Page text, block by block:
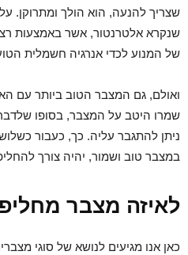
שצריך להנעה, הוא הולך ומתרוקן.
שנקרא אלטרנטור, אשר באמצעות
של המנוע לכדי אנרגיה חשמלית
ואולם, גם המצבר הטוב ביותר עם
שמרו היטב על המצבר, בסופו
ניתן להתגבר עליה. כך, כעבור
במצבר טוב ושמור, יהיה צורך
לאיזה מצבר
כאן אנו מגיעים לנושא של סוגי